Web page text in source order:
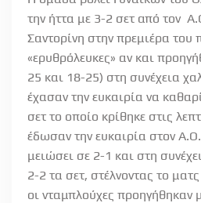
την ήττα με 3-2 σετ από τον
Σαντορίνη στην πρεμιέρα
«ερυθρόλευκες» αν και
25 και 18-25) στη συνέχεια
έχασαν την ευκαιρία να
σετ το οποίο κρίθηκε στις
έδωσαν την ευκαιρία στον
μειώσει σε 2-1 και στη
2-2 τα σετ, στέλνοντας το
οι νταμπλούχες προηγήθηκαν